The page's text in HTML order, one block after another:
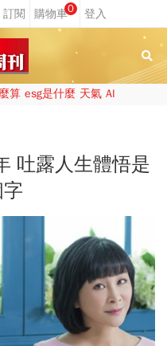
0
算 esg是什麼 天氣 AI
吐露人生體悟是